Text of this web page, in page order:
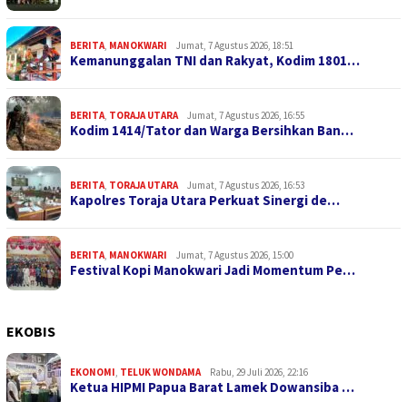
BERITA MANOKWARI Jumat, 7 Agustus 2026, 18:51
Kemanunggalan TNI dan Rakyat, Kodim 1801…
BERITA TORAJA UTARA Jumat, 7 Agustus 2026, 16:55
Kodim 1414/Tator dan Warga Bersihkan Ban…
BERITA TORAJA UTARA Jumat, 7 Agustus 2026, 16:53
Kapolres Toraja Utara Perkuat Sinergi de…
BERITA MANOKWARI Jumat, 7 Agustus 2026, 15:00
Festival Kopi Manokwari Jadi Momentum Pe…
EKOBIS
EKONOMI TELUK WONDAMA Rabu, 29 Juli 2026, 22:16
Ketua HIPMI Papua Barat Lamek Dowansiba …